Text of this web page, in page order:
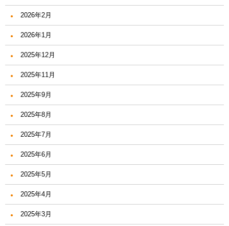
2026年2月
2026年1月
2025年12月
2025年11月
2025年9月
2025年8月
2025年7月
2025年6月
2025年5月
2025年4月
2025年3月